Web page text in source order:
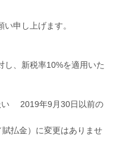
申し上げます。
、新税率10%を適用いた
い 2019年9月30日以前の
払金）に変更はありませ